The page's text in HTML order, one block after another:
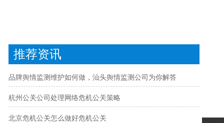
推荐资讯
品牌舆情监测维护如何做，汕头舆情监测公司为你解答
杭州公关公司处理网络危机公关策略
北京危机公关怎么做好危机公关